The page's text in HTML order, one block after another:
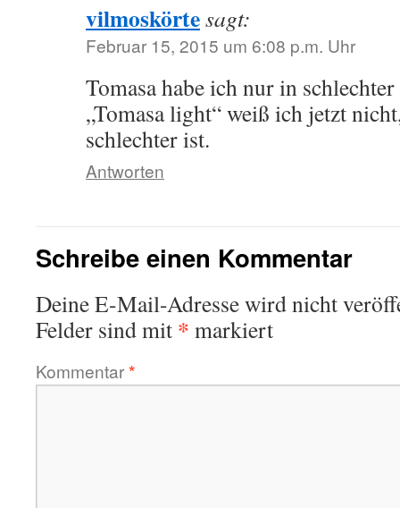
vilmoskörtesagt:
Februar 15, 2015 um 6:08 p.m. Uhr
Tomasa habe ich nur in
„Tomasa light“ weiß ich jetzt
schlechter ist.
Antworten
Schreibe einen Kommentar
Deine E-Mail-Adresse wird nicht
Felder sind mit * markiert
Kommentar*